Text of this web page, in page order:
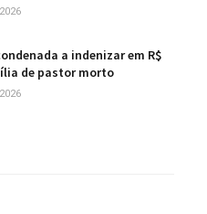
a indenizar em R$
de pastor morto